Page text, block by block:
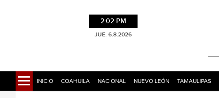
2:02 PM
JUE. 6.8.2026
INICIO COAHUILA NACIONAL NUEVO LEÓN TAMAULIPAS